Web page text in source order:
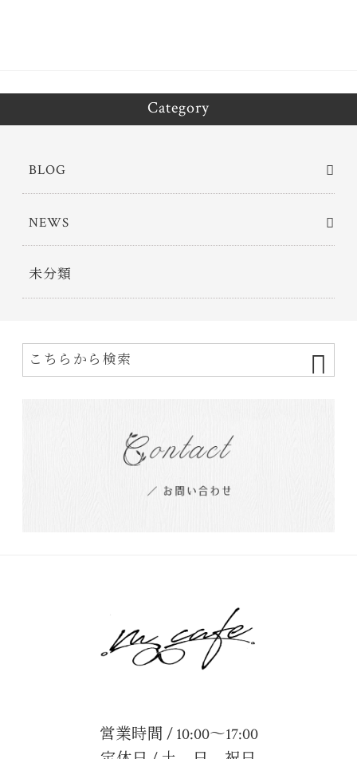
Category
BLOG
NEWS
未分類
営業時間 / 10:00～17:00